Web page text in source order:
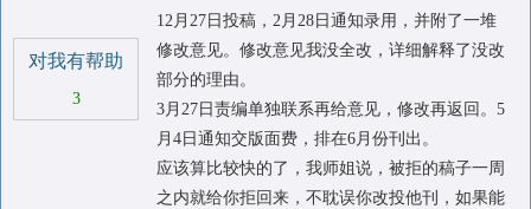
对我有帮助
3
12月27日投稿，2月28日通知录用，并附了一堆
修改意见。修改意见我没全改，详细解释了没改
部分的理由。
3月27日责编单独联系再给意见，修改再返回。5
月4日通知交版面费，排在6月份刊出。
应该算比较快的了，我师姐说，被拒的稿子一周
之内就给你拒回来，不耽误你改投他刊，如果能